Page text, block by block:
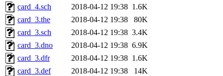
card_4.sch
2018-04-12 19:38 1.6K
card_3.the
2018-04-12 19:38
80K
card_3.sch
2018-04-12 19:38 3.4K
card_3.dno
2018-04-12 19:38 6.9K
card_3.dfr
2018-04-12 19:38 1.6K
card_3.def
2018-04-12 19:38
14K